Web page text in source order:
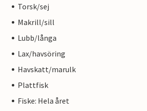
Torsk/sej
Makrill/sill
Lubb/långa
Lax/havsöring
Havskatt/marulk
Plattfisk
Fiske: Hela året